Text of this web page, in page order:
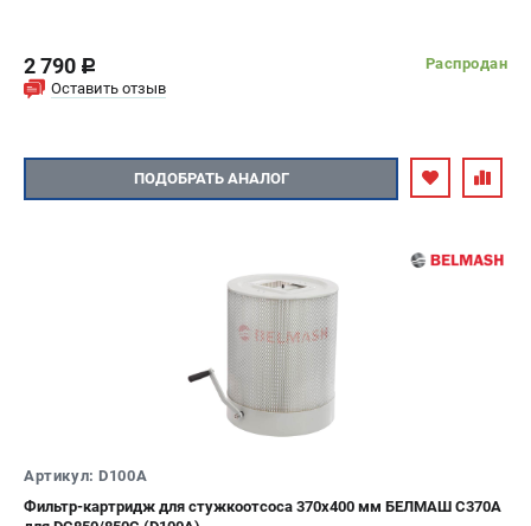
2 790 c
Распродан
Оставить отзыв
ПОДОБРАТЬ АНАЛОГ
Артикул: D100A
Фильтр-картридж для стужкоотсоса 370х400 мм БЕЛМАШ C370A